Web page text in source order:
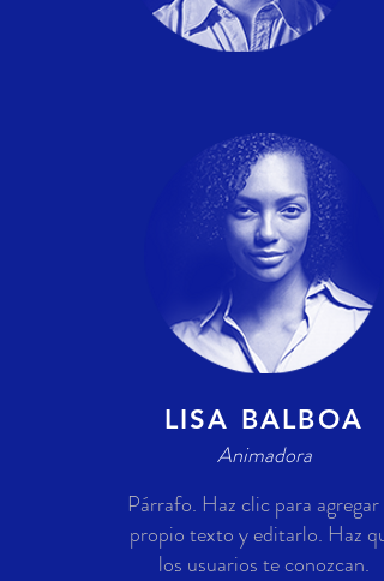
LISA BALBOA
Animadora
Párrafo. Haz clic para agregar
propio texto y editarlo. Haz que
los usuarios te conozcan.